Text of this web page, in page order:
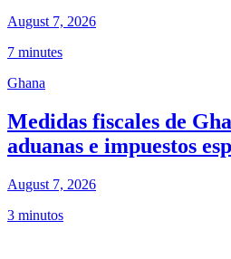
August 7, 2026
7 minutes
Ghana
Medidas fiscales de
aduanas e impuestos
August 7, 2026
3 minutos